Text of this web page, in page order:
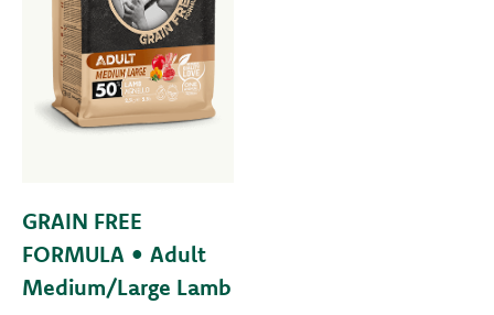
GRAIN FREE
FORMULA • Adult
Medium/Large Lamb